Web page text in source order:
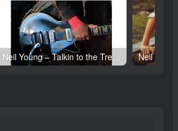
Neil Young – Talkin to the Trees(093624835004)【24bit／192.0kHz】土耳其区